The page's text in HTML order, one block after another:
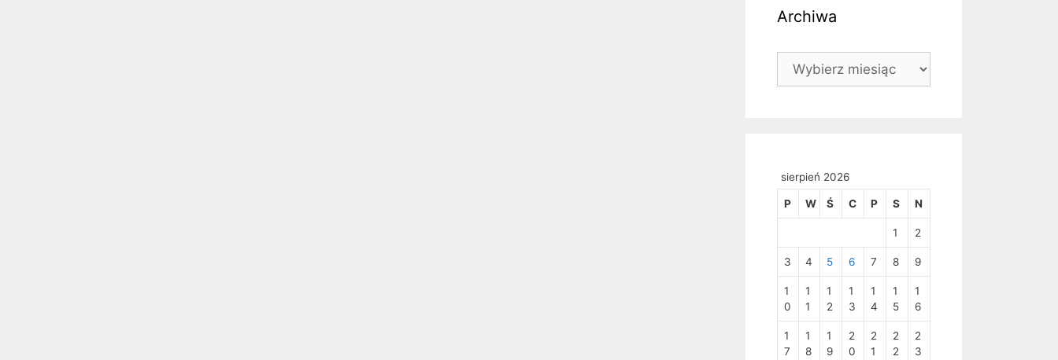
Archiwa
Archiwa
sierpień 2026
P W Ś C P S N
1 2
3 4 5 6 7 8 9
1
0
1
1
1
2
1
3
1
4
1
5
1
6
1
7
1
8
1
9
2
0
2
1
2
2
2
3